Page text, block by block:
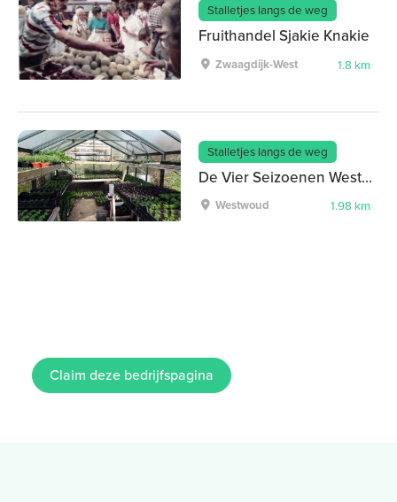
Stalletjes langs de weg
Fruithandel Sjakie Knakie
Zwaagdijk-West 1.8 km
Stalletjes langs de weg
De Vier Seizoenen Westwoud
Westwoud 1.98 km
Claim deze bedrijfspagina